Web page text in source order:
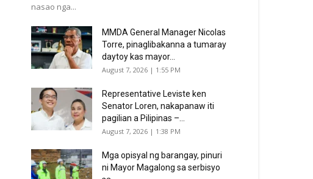
nasao nga...
MMDA General Manager Nicolas
Torre, pinaglibakanna a tumaray
daytoy kas mayor...
August 7, 2026 | 1:55 PM
Representative Leviste ken
Senator Loren, nakapanaw iti
pagilian a Pilipinas –...
August 7, 2026 | 1:38 PM
Mga opisyal ng barangay, pinuri
ni Mayor Magalong sa serbisyo